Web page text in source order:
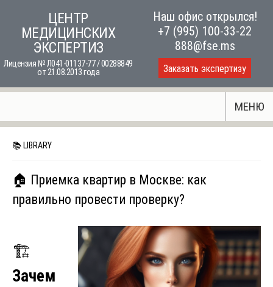
content
ЦЕНТР
МЕДИЦИНСКИХ
ЭКСПЕРТИЗ
Лицензия № Л041-01137-77 / 00288849
от 21.08.2013 года
Наш офис открылся!
+7 (995) 100-33-22
888@fse.ms
Заказать экспертизу
МЕНЮ
📚 LIBRARY
🏠 Приемка квартир в Москве: как
правильно провести проверку?
🏗️
Зачем